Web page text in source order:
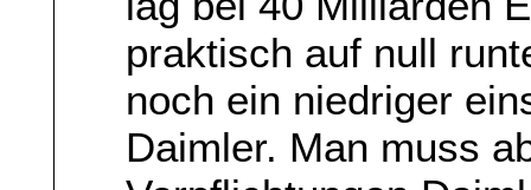
praktisch auf null
noch ein niedriger
Daimler. Man muss